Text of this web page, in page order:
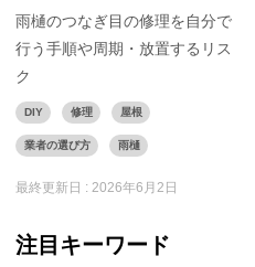
雨樋のつなぎ目の修理を自分で
行う手順や周期・放置するリス
ク
DIY 修理 屋根
業者の選び方 雨樋
最終更新日 : 2026年6月2日
注目キーワード